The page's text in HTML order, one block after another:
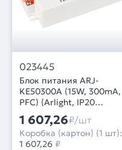
023445
Блок питания ARJ-
KE50300A (15W, 300mA,
PFC) (Arlight, IP20
Пластик, 5 лет)
1 607,26₽/шт
Коробка (картон) (1 шт):
1 607,26 ₽